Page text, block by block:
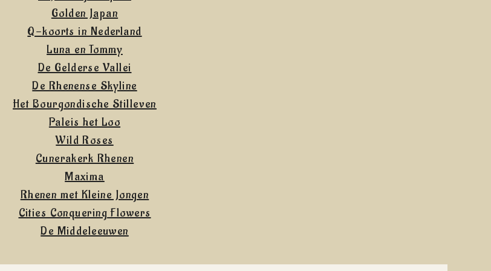
Golden Japan
Q-koorts in Nederland
Luna en Tommy
De Gelderse Vallei
De Rhenense Skyline
Het Bourgondische Stilleven
Paleis het Loo
Wild Roses
Cunerakerk Rhenen
Maxima
Rhenen met Kleine Jongen
Cities Conquering Flowers
De Middeleeuwen